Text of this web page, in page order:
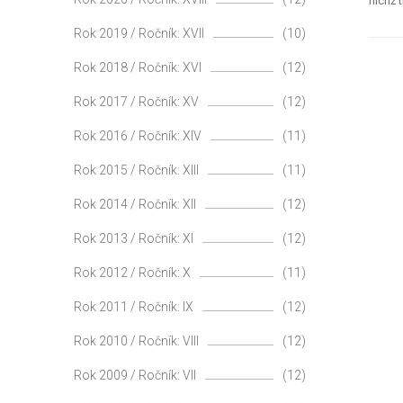
Rok 2019 / Ročník: XVII (10)
Rok 2018 / Ročník: XVI (12)
Rok 2017 / Ročník: XV (12)
Rok 2016 / Ročník: XIV (11)
Rok 2015 / Ročník: XIII (11)
Rok 2014 / Ročník: XII (12)
Rok 2013 / Ročník: XI (12)
Rok 2012 / Ročník: X (11)
Rok 2011 / Ročník: IX (12)
Rok 2010 / Ročník: VIII (12)
Rok 2009 / Ročník: VII (12)